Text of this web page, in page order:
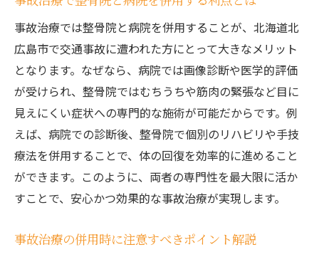
事故治療では整骨院と病院を併用することが、北海道北
広島市で交通事故に遭われた方にとって大きなメリット
となります。なぜなら、病院では画像診断や医学的評価
が受けられ、整骨院ではむちうちや筋肉の緊張など目に
見えにくい症状への専門的な施術が可能だからです。例
えば、病院での診断後、整骨院で個別のリハビリや手技
療法を併用することで、体の回復を効率的に進めること
ができます。このように、両者の専門性を最大限に活か
すことで、安心かつ効果的な事故治療が実現します。
事故治療の併用時に注意すべきポイント解説